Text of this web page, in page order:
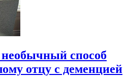
способ
отцу с деменцией